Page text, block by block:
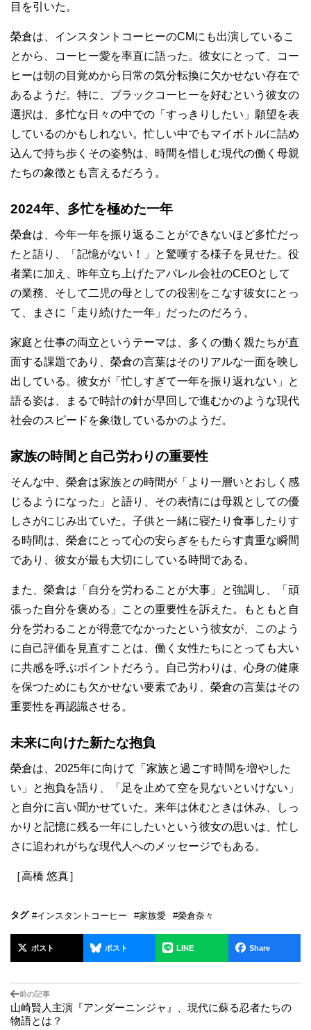
目を引いた。
榮倉は、インスタントコーヒーのCMにも出演しているこ
とから、コーヒー愛を率直に語った。彼女にとって、コー
ヒーは朝の目覚めから日常の気分転換に欠かせない存在で
あるようだ。特に、ブラックコーヒーを好むという彼女の
選択は、多忙な日々の中での「すっきりしたい」願望を表
しているのかもしれない。忙しい中でもマイボトルに詰め
込んで持ち歩くその姿勢は、時間を惜しむ現代の働く母親
たちの象徴とも言えるだろう。
2024年、多忙を極めた一年
榮倉は、今年一年を振り返ることができないほど多忙だっ
たと語り、「記憶がない！」と驚嘆する様子を見せた。役
者業に加え、昨年立ち上げたアパレル会社のCEOとして
の業務、そして二児の母としての役割をこなす彼女にとっ
て、まさに「走り続けた一年」だったのだろう。
家庭と仕事の両立というテーマは、多くの働く親たちが直
面する課題であり、榮倉の言葉はそのリアルな一面を映し
出している。彼女が「忙しすぎて一年を振り返れない」と
語る姿は、まるで時計の針が早回しで進むかのような現代
社会のスピードを象徴しているかのようだ。
家族の時間と自己労わりの重要性
そんな中、榮倉は家族との時間が「より一層いとおしく感
じるようになった」と語り、その表情には母親としての優
しさがにじみ出ていた。子供と一緒に寝たり食事したりす
る時間は、榮倉にとって心の安らぎをもたらす貴重な瞬間
であり、彼女が最も大切にしている時間である。
また、榮倉は「自分を労わることが大事」と強調し、「頑
張った自分を褒める」ことの重要性を訴えた。もともと自
分を労わることが得意でなかったという彼女が、このよう
に自己評価を見直すことは、働く女性たちにとっても大い
に共感を呼ぶポイントだろう。自己労わりは、心身の健康
を保つためにも欠かせない要素であり、榮倉の言葉はその
重要性を再認識させる。
未来に向けた新たな抱負
榮倉は、2025年に向けて「家族と過ごす時間を増やした
い」と抱負を語り、「足を止めて空を見ないといけない」
と自分に言い聞かせていた。来年は休むときは休み、しっ
かりと記憶に残る一年にしたいという彼女の思いは、忙し
さに追われがちな現代人へのメッセージでもある。
［高橋 悠真］
タグ #インスタントコーヒー #家族愛 #榮倉奈々
ポスト ポスト LINE Share
前の記事
山崎賢人主演『アンダーニンジャ』、現代に蘇る忍者たちの
物語とは？